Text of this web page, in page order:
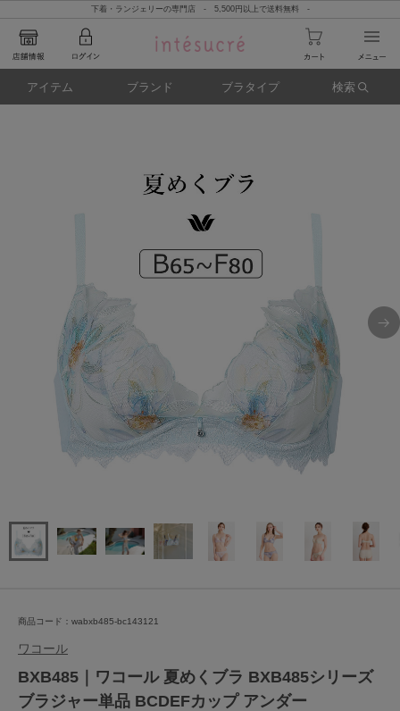
下着・ランジェリーの専門店 - 5,500円以上で送料無料 -
アイテム ブランド ブラタイプ 検索
商品コード：wabxb485-bc143121
ワコール
BXB485｜ワコール 夏めくブラ BXB485シリーズ
ブラジャー単品 BCDEFカップ アンダー